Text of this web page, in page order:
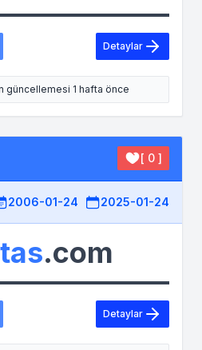
Detaylar
güncellemesi 1 hafta önce
[ 0 ]
2006-01-24 2025-01-24
.com
Detaylar